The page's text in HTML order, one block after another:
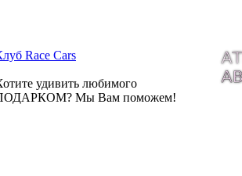
Race Cars
удивить любимого
Мы Вам поможем!